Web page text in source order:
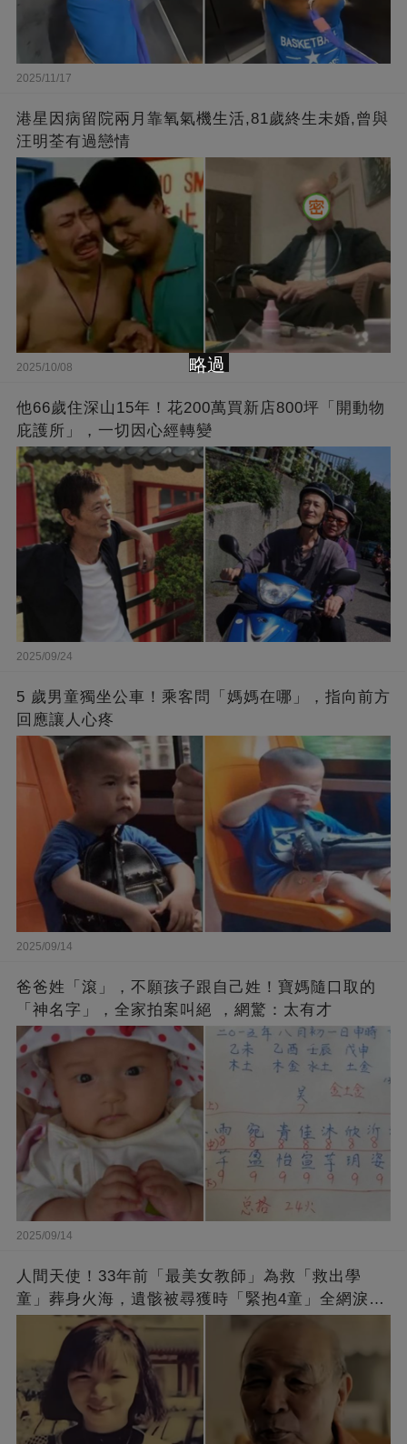
2025/11/17
港星因病留院兩月靠氧氣機生活,81歲終生未婚,曾與
汪明荃有過戀情
2025/10/08
他66歲住深山15年！花200萬買新店800坪「開動物
庇護所」，一切因心經轉變
2025/09/24
5 歲男童獨坐公車！乘客問「媽媽在哪」，指向前方
回應讓人心疼
2025/09/14
爸爸姓「滾」，不願孩子跟自己姓！寶媽隨口取的
「神名字」，全家拍案叫絕 ，網驚：太有才
2025/09/14
人間天使！33年前「最美女教師」為救「救出學
童」葬身火海，遺骸被尋獲時「緊抱4童」全網淚
崩：真正的英雄不該被遺忘
略過